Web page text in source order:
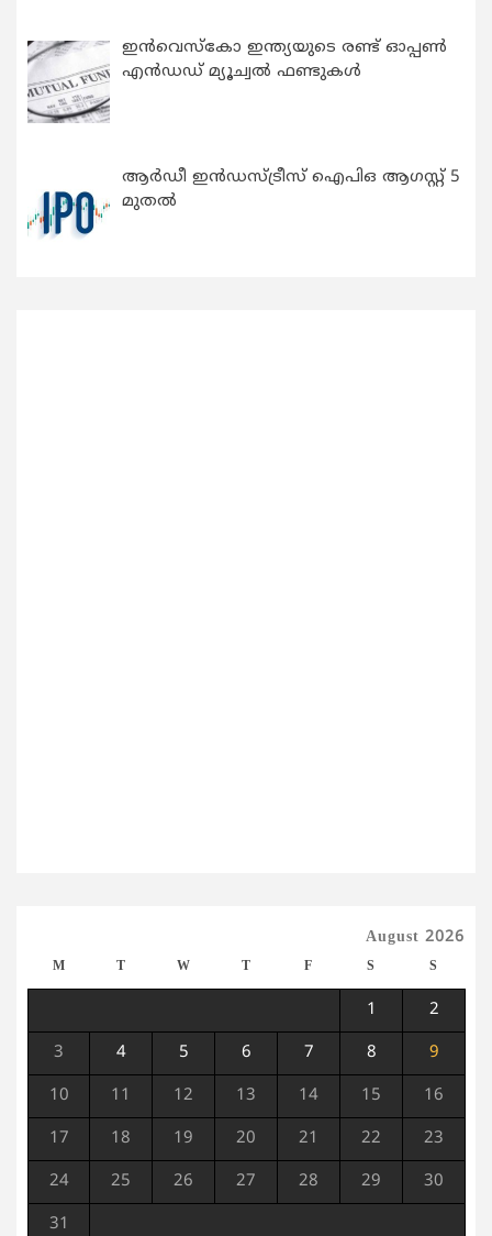
ഇന്‍വെസ്കോ ഇന്ത്യയുടെ രണ്ട് ഓപ്പണ്‍
എന്‍ഡഡ് മ്യൂച്വല്‍ ഫണ്ടുകള്‍
ആർഡീ ഇൻഡസ്ട്രീസ് ഐപിഒ ആഗസ്റ്റ് 5
മുതൽ
August 2026
M T W T F S S
1 2
3 4 5 6 7 8 9
10 11 12 13 14 15 16
17 18 19 20 21 22 23
24 25 26 27 28 29 30
31